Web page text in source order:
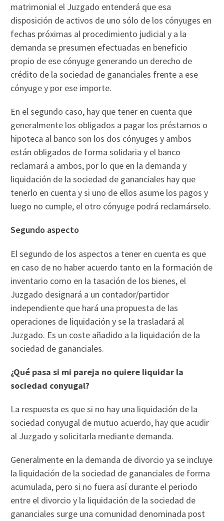
matrimonial el Juzgado entenderá que esa
disposición de activos de uno sólo de los cónyuges en
fechas próximas al procedimiento judicial y a la
demanda se presumen efectuadas en beneficio
propio de ese cónyuge generando un derecho de
crédito de la sociedad de gananciales frente a ese
cónyuge y por ese importe.
En el segundo caso, hay que tener en cuenta que
generalmente los obligados a pagar los préstamos o
hipoteca al banco son los dos cónyuges y ambos
están obligados de forma solidaria y el banco
reclamará a ambos, por lo que en la demanda y
liquidación de la sociedad de gananciales hay que
tenerlo en cuenta y si uno de ellos asume los pagos y
luego no cumple, el otro cónyuge podrá reclamárselo.
Segundo aspecto
El segundo de los aspectos a tener en cuenta es que
en caso de no haber acuerdo tanto en la formación de
inventario como en la tasación de los bienes, el
Juzgado designará a un contador/partidor
independiente que hará una propuesta de las
operaciones de liquidación y se la trasladará al
Juzgado. Es un coste añadido a la liquidación de la
sociedad de gananciales.
¿Qué pasa si mi pareja no quiere liquidar la
sociedad conyugal?
La respuesta es que si no hay una liquidación de la
sociedad conyugal de mutuo acuerdo, hay que acudir
al Juzgado y solicitarla mediante demanda.
Generalmente en la demanda de divorcio ya se incluye
la liquidación de la sociedad de gananciales de forma
acumulada, pero si no fuera así durante el periodo
entre el divorcio y la liquidación de la sociedad de
gananciales surge una comunidad denominada post